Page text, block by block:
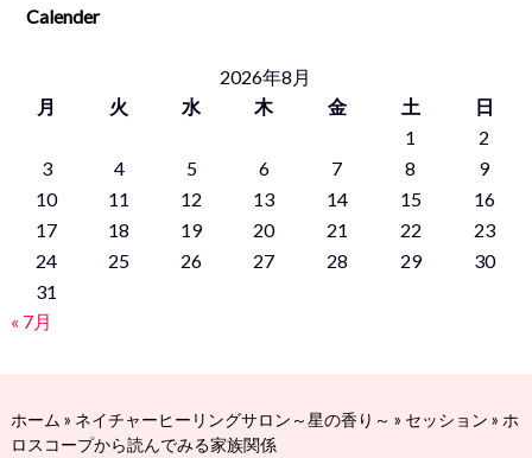
Calender
2026年8月
月
火 水 木 金 土
日
1
2
3
4 5 6 7 8
9
10
11 12 13 14 15
16
17
18 19 20 21 22
23
24
25 26 27 28 29
30
31
« 7月
ホーム » ネイチャーヒーリングサロン～星の香り～ » セッション » ホ
ロスコープから読んでみる家族関係